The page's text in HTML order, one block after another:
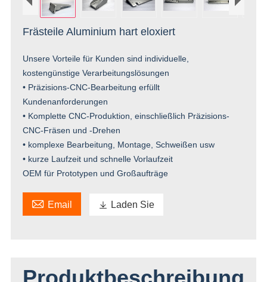
Frästeile Aluminium hart eloxiert
Unsere Vorteile für Kunden sind individuelle,
kostengünstige Verarbeitungslösungen
• Präzisions-CNC-Bearbeitung erfüllt
Kundenanforderungen
• Komplette CNC-Produktion, einschließlich Präzisions-
CNC-Fräsen und -Drehen
• komplexe Bearbeitung, Montage, Schweißen usw
• kurze Laufzeit und schnelle Vorlaufzeit
OEM für Prototypen und Großaufträge
 Email  Laden Sie